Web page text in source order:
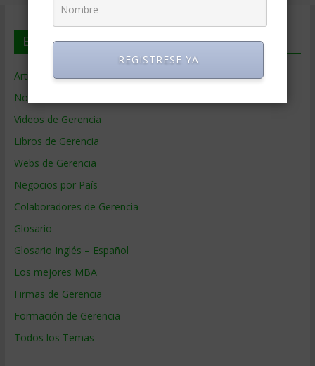
En deGerencia.com
Artículos de Gerencia
Noticias de Gerencia
Videos de Gerencia
Libros de Gerencia
Webs de Gerencia
Negocios por País
Colaboradores de Gerencia
Glosario
Glosario Inglés – Español
Los mejores MBA
Firmas de Gerencia
Formación de Gerencia
Todos los Temas
REGISTRESE YA